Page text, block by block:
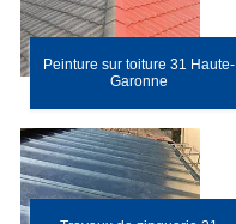
Peinture sur toiture 31 Haute-
Garonne